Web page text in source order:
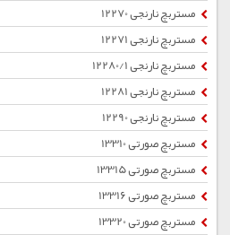
مستربچ نارنجی 12270
مستربچ نارنجی 12271
مستربچ نارنجی 12280/1
مستربچ نارنجی 12281
مستربچ نارنجی 12290
مستربچ صورتی 13310
مستربچ صورتی 13315
مستربچ صورتی 13316
مستربچ صورتی 13320